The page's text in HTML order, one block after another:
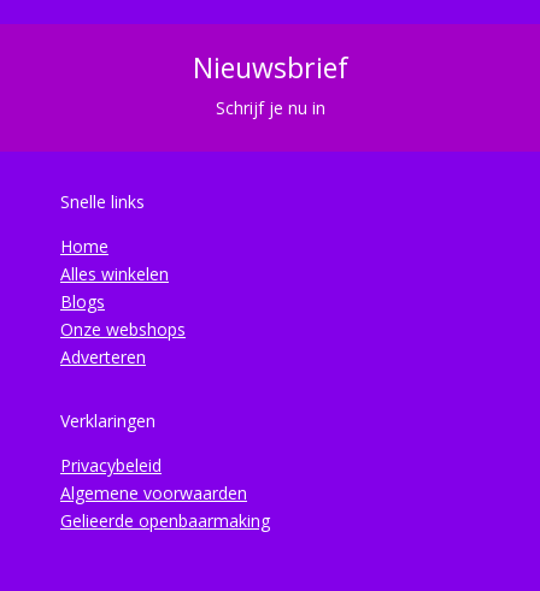
Nieuwsbrief
Schrijf je nu in
Snelle links
Home
Alles winkelen
Blogs
Onze webshops
Adverteren
Verklaringen
Privacybeleid
Algemene voorwaarden
Gelieerde openbaarmaking